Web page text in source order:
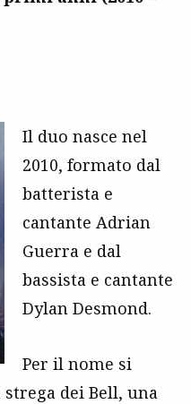
Il duo nasce nel
2010, formato dal
batterista e
cantante Adrian
Guerra e dal
bassista e cantante
Dylan Desmond.
Per il nome si
dei Bell, una